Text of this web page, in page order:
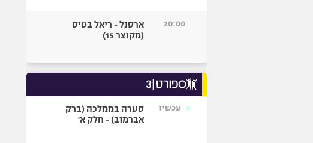
20:00
ארסנל - ריאל בטיס
(מקוצר 15)
עכשיו
סערה בממלכה (ברק
אברמוב) - חלק א'